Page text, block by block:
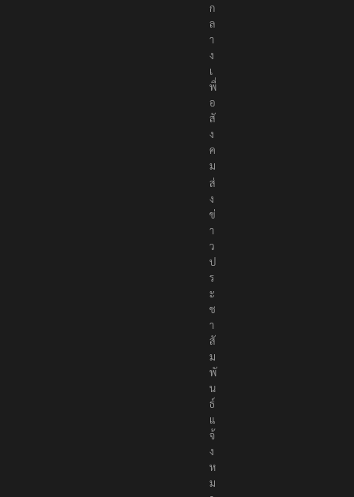
ก
ล
า
ง
เ
พื่
อ
สั
ง
ค
ม
ส่
ง
ข่
า
ว
ป
ร
ะ
ช
า
สั
ม
พั
น
ธ์
แ
จ้
ง
ห
ม